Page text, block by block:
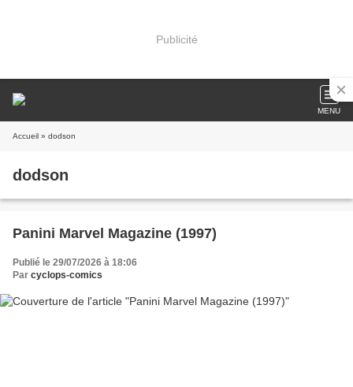
Publicité
MENU
Accueil » dodson
dodson
Panini Marvel Magazine (1997)
Publié le 29/07/2026 à 18:06
Par cyclops-comics